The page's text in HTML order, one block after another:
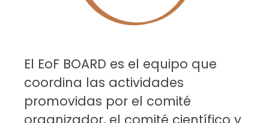
El EoF BOARD es el equipo que
coordina las actividades
promovidas por el comité